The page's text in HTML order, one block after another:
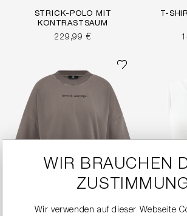
STRICK-POLO MIT
KONTRASTSAUM
229,99 €
T-
WIR BRAUCHEN
Wir verwenden auf dieser Webseite